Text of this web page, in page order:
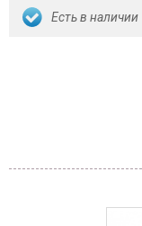
Есть в наличии